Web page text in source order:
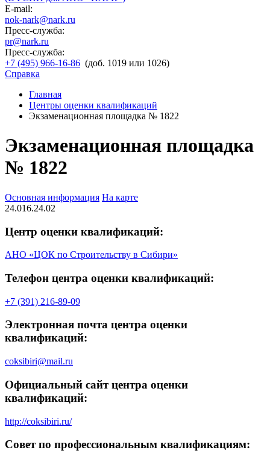
E-mail:
nok-nark@nark.ru
Пресс-служба:
pr@nark.ru
Пресс-служба:
+7 (495) 966-16-86 (доб. 1019 или 1026)
Справка
Главная
Центры оценки квалификаций
Экзаменационная площадка № 1822
Экзаменационная площадка
№ 1822
Основная информация На карте
24.016.24.02
Центр оценки квалификаций:
АНО «ЦОК по Строительству в Сибири»
Телефон центра оценки квалификаций:
+7 (391) 216-89-09
Электронная почта центра оценки
квалификаций:
coksibiri@mail.ru
Официальный сайт центра оценки
квалификаций:
http://coksibiri.ru/
Совет по профессиональным квалификациям: